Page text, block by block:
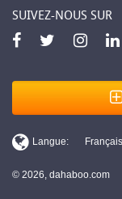
SUIVEZ-NOUS SUR
© 2026, dahaboo.com